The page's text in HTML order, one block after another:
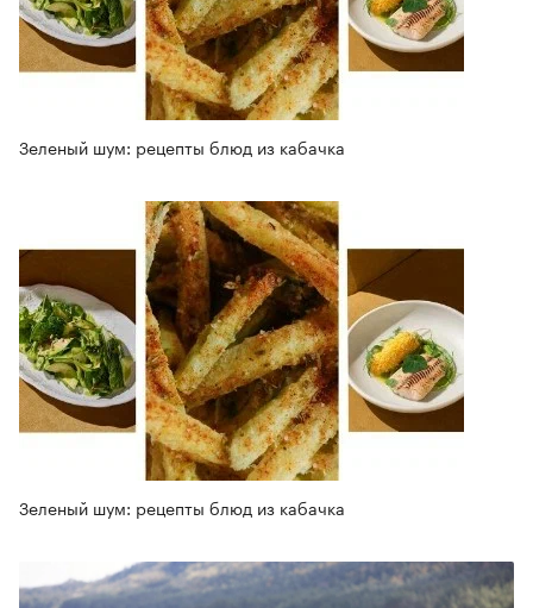
Зеленый шум: рецепты блюд из кабачка
Зеленый шум: рецепты блюд из кабачка